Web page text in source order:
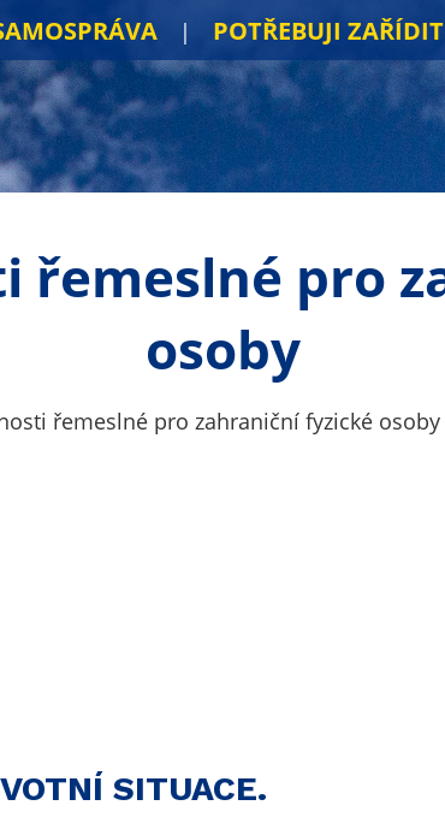
POTŘEBUJI ZAŘÍDIT
řemeslné pro
osoby
řemeslné pro zahraniční fyzické osoby
SITUACE.nabízí.